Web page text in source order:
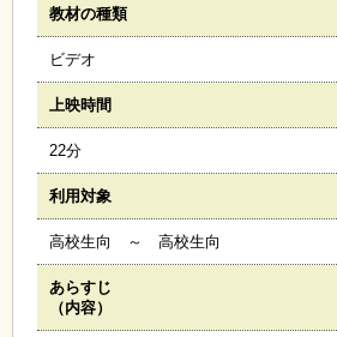
約
い
木
覧
教材の種類
ビデオ
上映時間
22分
利用対象
高校生向 ～ 高校生向
あらすじ
（内容）